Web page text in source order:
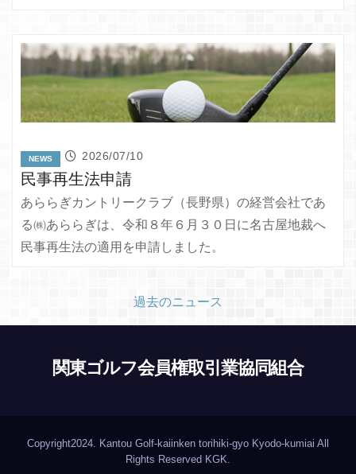
NEWS 2026/07/10
民事再生法申請
あららぎカントリークラブ（長野県）の経営会社であ
る㈱あららぎは、令和８年６月３０日に名古屋地裁へ
民事再生法の適用を申請しました。
過去のニュース
関東ゴルフ会員権取引業協同組合
Copyright2024. Kantou Golf-kaiinken torihiki-gyo Kyodo-kumiai All
Rights Reserved KGK